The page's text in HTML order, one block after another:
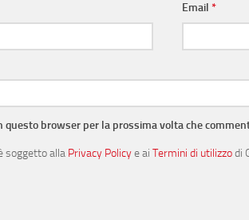
Email*
questo browser per la prossima volta che
soggetto alla Privacy Policye ai Termini di utilizzodi